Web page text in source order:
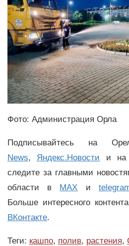
Фото: Администрация Орла
Подписывайтесь на
News, Яндекс.Новости и на
следите за главными
области в MAX и
Больше интересного
ВКонтакте.
Теги: кашпо, полив, растения,